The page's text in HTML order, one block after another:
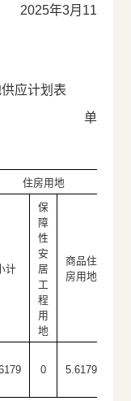
2025年3月11
供应计划表
住房用地
计
保
障
性
安
居
工
程
用
地
商品住
房用地
0 5.6179